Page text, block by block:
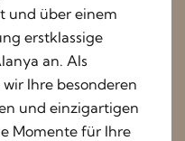
und über einem
erstklassige
an. Als
Ihre besonderen
und einzigartigen
Momente für Ihre